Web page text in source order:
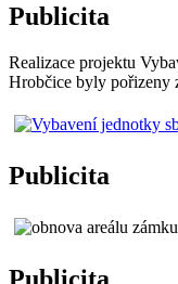
Publicita
Realizace projektu
Hrobčice byly pořizeny
Publicita
Publicita